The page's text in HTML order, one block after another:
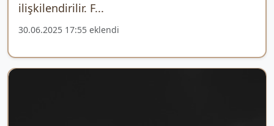
ilişkilendirilir. F...
30.06.2025 17:55 eklendi